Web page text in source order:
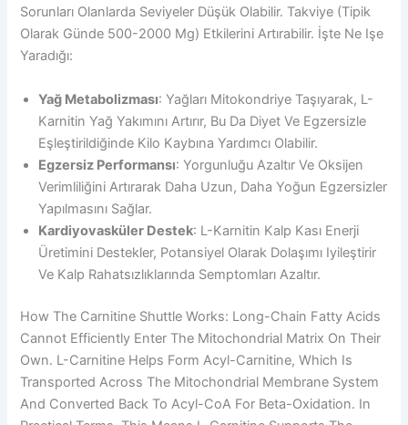
Sorunları Olanlarda Seviyeler Düşük Olabilir. Takviye (tipik
Olarak Günde 500-2000 Mg) Etkilerini Artırabilir. İşte Ne Işe
Yaradığı:
Yağ Metabolizması: Yağları Mitokondriye Taşıyarak, L-
Karnitin Yağ Yakımını Artırır, Bu Da Diyet Ve Egzersizle
Eşleştirildiğinde Kilo Kaybına Yardımcı Olabilir.
Egzersiz Performansı: Yorgunluğu Azaltır Ve Oksijen
Verimliliğini Artırarak Daha Uzun, Daha Yoğun Egzersizler
Yapılmasını Sağlar.
Kardiyovasküler Destek: L-Karnitin Kalp Kası Enerji
Üretimini Destekler, Potansiyel Olarak Dolaşımı Iyileştirir
Ve Kalp Rahatsızlıklarında Semptomları Azaltır.
How The Carnitine Shuttle Works: Long-Chain Fatty Acids
Cannot Efficiently Enter The Mitochondrial Matrix On Their
Own. L-Carnitine Helps Form Acyl-Carnitine, Which Is
Transported Across The Mitochondrial Membrane System
And Converted Back To Acyl-CoA For Beta-Oxidation. In